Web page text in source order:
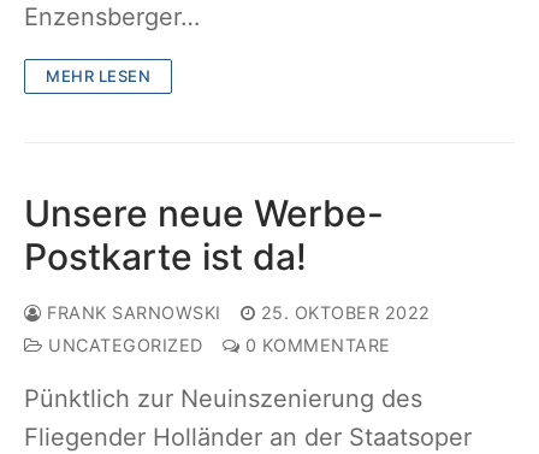
Enzensberger…
MEHR LESEN
Unsere neue Werbe-
Postkarte ist da!
FRANK SARNOWSKI
25. OKTOBER 2022
UNCATEGORIZED
0 KOMMENTARE
Pünktlich zur Neuinszenierung des
Fliegender Holländer an der Staatsoper